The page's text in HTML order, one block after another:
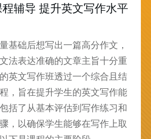
辅导 提升英文写作水平
基础后想写出一篇高分作文，
法表达准确的文章主旨十分重
英文写作班透过一个综合且结
，旨在提升学生的英文写作能
括了从基本评估到写作练习和
，以确保学生能够在写作上取